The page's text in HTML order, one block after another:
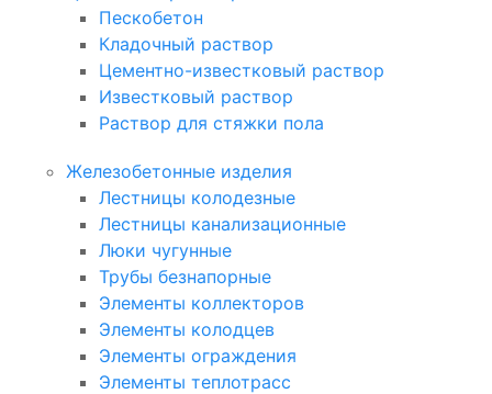
Пескобетон
Кладочный раствор
Цементно-известковый раствор
Известковый раствор
Раствор для стяжки пола
Железобетонные изделия
Лестницы колодезные
Лестницы канализационные
Люки чугунные
Трубы безнапорные
Элементы коллекторов
Элементы колодцев
Элементы ограждения
Элементы теплотрасс